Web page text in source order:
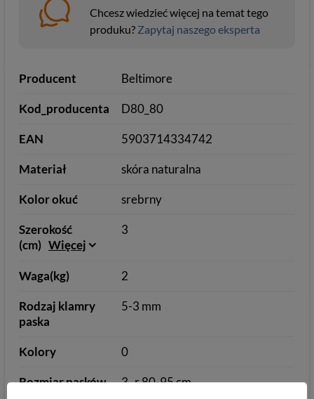
Chcesz wiedzieć więcej na temat tego
produku? Zapytaj naszego eksperta
Producent Beltimore
Kod_producenta D80_80
EAN 5903714334742
Materiał skóra naturalna
Kolor okuć srebrny
Szerokość
(cm) Więcej
3
Waga(kg) 2
Rodzaj klamry
paska
5-3 mm
Kolory 0
Rozmiar pasków 3 r.80-95 cm